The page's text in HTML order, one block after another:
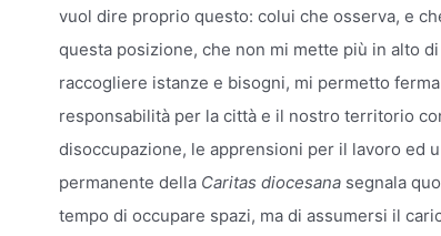
vuol dire proprio questo: colui che osserva, e
questa posizione, che non mi mette più in alto
raccogliere istanze e bisogni, mi permetto
responsabilità per la città e il nostro territorio
disoccupazione, le apprensioni per il lavoro ed
permanente della Caritas diocesana segnala
tempo di occupare spazi, ma di assumersi il